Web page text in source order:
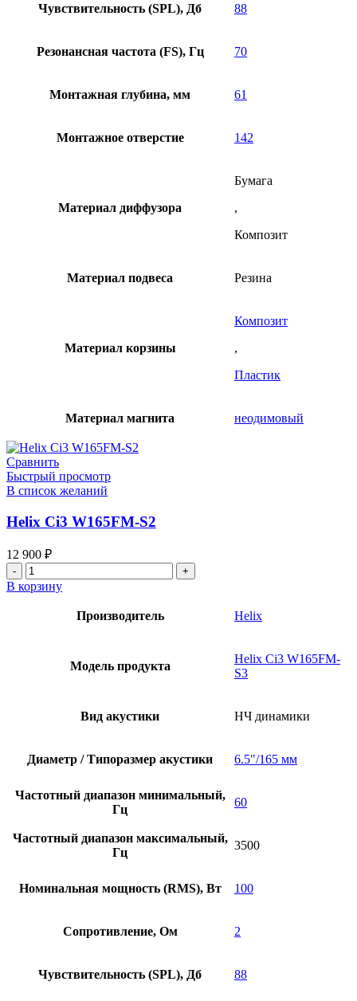
Чувствительность (SPL), Дб 88
Резонансная частота (FS), Гц 70
Монтажная глубина, мм 61
Монтажное отверстие 142
Материал диффузора
Бумага
,
Композит
Материал подвеса Резина
Материал корзины
Композит
,
Пластик
Материал магнита неодимовый
Сравнить
Быстрый просмотр
В список желаний
Helix Ci3 W165FM-S2
12 900 ₽
Количество
товара
Helix
В корзину
Производитель Helix
Модель продукта
Helix Ci3 W165FM-
S3
Вид акустики НЧ динамики
Диаметр / Типоразмер акустики 6.5"/165 мм
Частотный диапазон минимальный,
Гц
60
Частотный диапазон максимальный,
Гц
3500
Номинальная мощность (RMS), Вт 100
Сопротивление, Ом 2
Чувствительность (SPL), Дб 88